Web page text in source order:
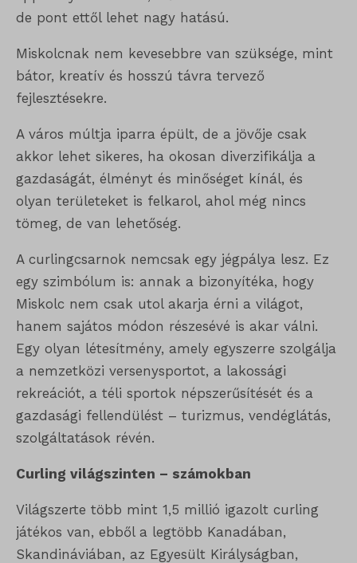
de pont ettől lehet nagy hatású.
Miskolcnak nem kevesebbre van szüksége, mint
bátor, kreatív és hosszú távra tervező
fejlesztésekre.
A város múltja iparra épült, de a jövője csak
akkor lehet sikeres, ha okosan diverzifikálja a
gazdaságát, élményt és minőséget kínál, és
olyan területeket is felkarol, ahol még nincs
tömeg, de van lehetőség.
A curlingcsarnok nemcsak egy jégpálya lesz. Ez
egy szimbólum is: annak a bizonyítéka, hogy
Miskolc nem csak utol akarja érni a világot,
hanem sajátos módon részesévé is akar válni.
Egy olyan létesítmény, amely egyszerre szolgálja
a nemzetközi versenysportot, a lakossági
rekreációt, a téli sportok népszerűsítését és a
gazdasági fellendülést – turizmus, vendéglátás,
szolgáltatások révén.
Curling világszinten – számokban
Világszerte több mint 1,5 millió igazolt curling
játékos van, ebből a legtöbb Kanadában,
Skandináviában, az Egyesült Királyságban,